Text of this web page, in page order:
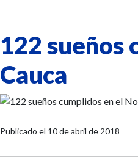
122 sueños
Cauca
Publicado el 10 de abril de 2018